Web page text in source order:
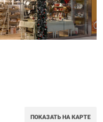
ПОКАЗАТЬ НА КАРТЕ